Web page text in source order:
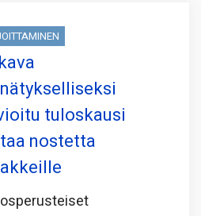
tuloskausi
nostetta